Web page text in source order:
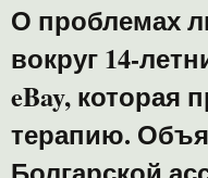
О проблемах
вокруг 14-
eBay, которая
терапию.